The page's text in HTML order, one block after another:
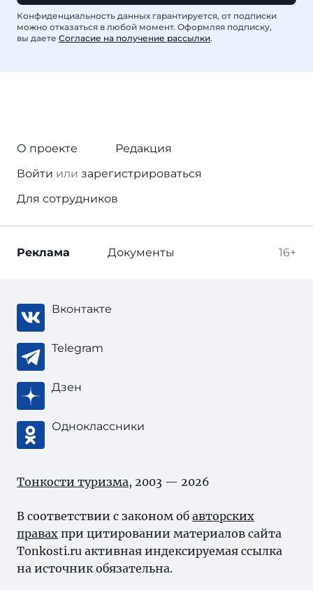
Конфиденциальность данных гарантируется, от подписки
можно отказаться в любой момент. Оформляя подписку,
вы даете Согласие на получение рассылки.
О проекте
Редакция
Войти или зарегистрироваться
Для сотрудников
16+
Реклама Документы
Вконтакте
Telegram
Дзен
Одноклассники
Тонкости туризма, 2003 — 2026
В соответствии с законом об авторских
правах при цитировании материалов сайта
Tonkosti.ru активная индексируемая ссылка
на источник обязательна.